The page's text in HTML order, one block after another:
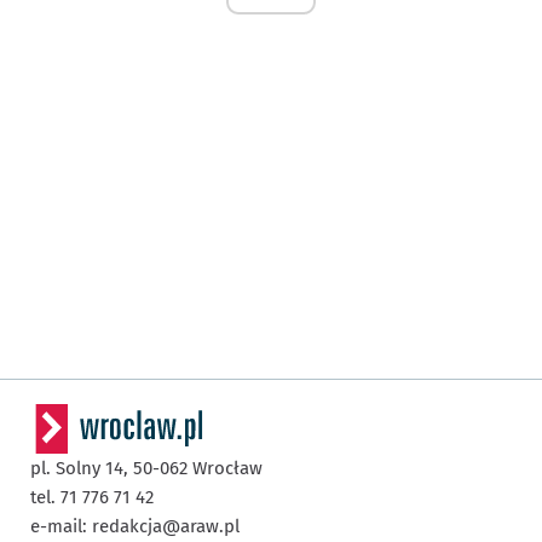
pl. Solny 14, 50-062 Wrocław
tel. 71 776 71 42
e-mail: redakcja@araw.pl